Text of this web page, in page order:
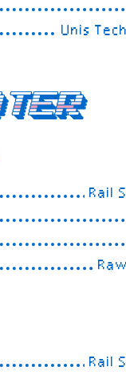
Unis
Rail
Rail